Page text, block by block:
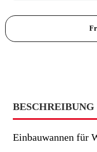
BESCHREIBUNG
Einbauwannen für